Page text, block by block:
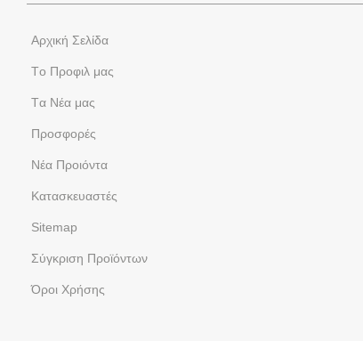
Aρχική Σελίδα
Tο Προφιλ μας
Tα Νέα μας
Προσφορές
Νέα Προιόντα
Kατασκευαστές
Sitemap
Σύγκριση Προϊόντων
Όροι Χρήσης